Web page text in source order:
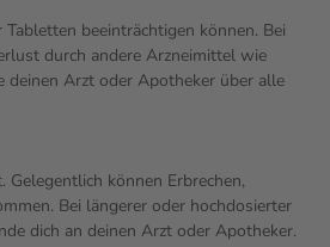
beeinträchtigen können. Bei
durch andere Arzneimittel wie
deinen Arzt oder Apotheker über alle
können Erbrechen,
Bei längerer oder hochdosierter
dich an deinen Arzt oder Apotheker.